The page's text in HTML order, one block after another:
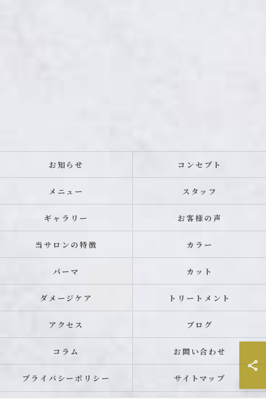
お知らせ コンセプト
メニュー スタッフ
ギャラリー お客様の声
当サロンの特徴 カラー
パーマ カット
ダメージケア トリートメント
アクセス ブログ
コラム お問い合わせ
プライバシーポリシー サイトマップ